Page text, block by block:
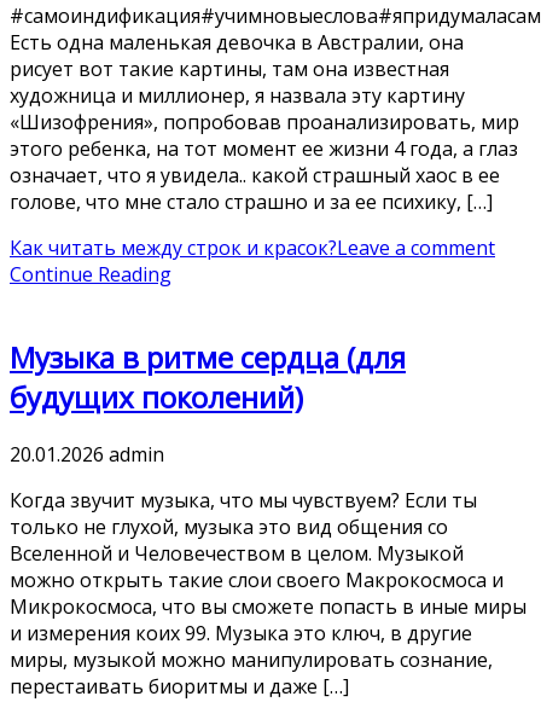
Есть одна маленькая девочка в Австралии, она
рисует вот такие картины, там она известная
художница и миллионер, я назвала эту картину
«Шизофрения», попробовав проанализировать, мир
этого ребенка, на тот момент ее жизни 4 года, а глаз
означает, что я увидела.. какой страшный хаос в ее
голове, что мне стало страшно и за ее психику, […]
Как читать между строк и красок?Leave a comment
Continue Reading
Музыка в ритме сердца (для
будущих поколений)
20.01.2026 admin
Когда звучит музыка, что мы чувствуем? Если ты
только не глухой, музыка это вид общения со
Вселенной и Человечеством в целом. Музыкой
можно открыть такие слои своего Макрокосмоса и
Микрокосмоса, что вы сможете попасть в иные миры
и измерения коих 99. Музыка это ключ, в другие
миры, музыкой можно манипулировать сознание,
перестаивать биоритмы и даже […]